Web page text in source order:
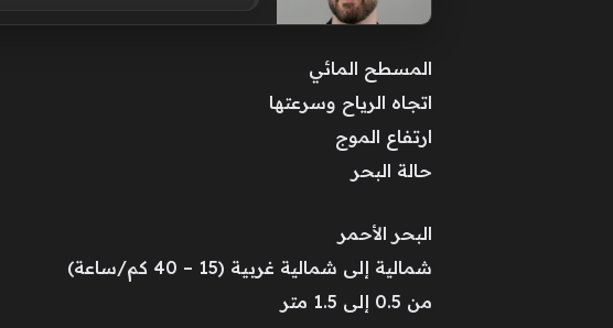
المسطح المائي
اتجاه الرياح وسرعتها
ارتفاع الموج
حالة البحر
البحر الأحمر
شمالية إلى شمالية غربية (15 – 40 كم/ساعة)
من 0.5 إلى 1.5 متر